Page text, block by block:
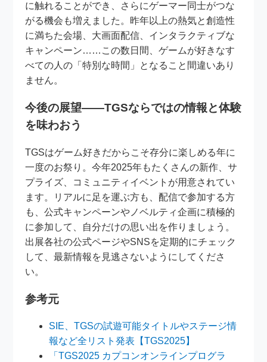
に触れることができ、さらにゲーマー同士がつな
がる機会も増えました。昨年以上の熱気と創造性
に満ちた会場、大画面配信、インタラクティブな
キャンペーン……この数日間、ゲームが好きなす
べての人の「特別な時間」となること間違いあり
ません。
今後の展望——TGSならではの情報と体験
を味わおう
TGSはゲーム好きだからこそ存分に楽しめる年に
一度のお祭り。今年2025年もたくさんの新作、サ
プライズ、コミュニティイベントが用意されてい
ます。リアルに足を運ぶ方も、配信で参加する方
も、公式キャンペーンやノベルティ企画に積極的
に参加して、自分だけの思い出を作りましょう。
出展各社の公式ページやSNSを定期的にチェック
して、最新情報を見逃さないようにしてくださ
い。
参考元
SIE、TGSの試遊可能タイトルやステージ情
報など全リスト発表【TGS2025】
「TGS2025 カプコンオンラインプログラ